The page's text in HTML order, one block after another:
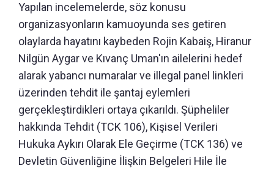
Yapılan incelemelerde, söz konusu
organizasyonların kamuoyunda ses getiren
olaylarda hayatını kaybeden Rojin Kabaiş, Hiranur
Nilgün Aygar ve Kıvanç Uman'ın ailelerini hedef
alarak yabancı numaralar ve illegal panel linkleri
üzerinden tehdit ile şantaj eylemleri
gerçekleştirdikleri ortaya çıkarıldı. Şüpheliler
hakkında Tehdit (TCK 106), Kişisel Verileri
Hukuka Aykırı Olarak Ele Geçirme (TCK 136) ve
Devletin Güvenliğine İlişkin Belgeleri Hile İle